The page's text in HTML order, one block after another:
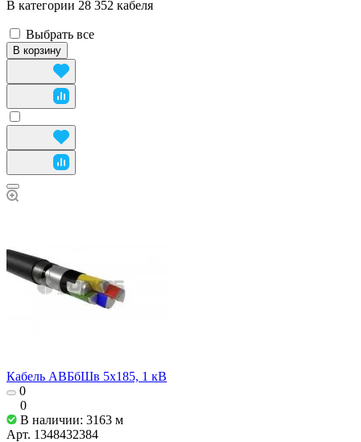
В категории 28 352 кабеля
Выбрать все
В корзину
Кабель АВБбШв 5х185, 1 кВ
0
0
В наличии: 3163 м
Арт. 1348432384